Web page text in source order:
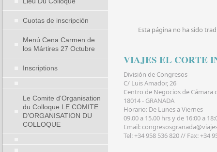
Cuotas de inscripción
Menú Cena Carmen de
los Mártires 27 Octubre
Inscriptions
Le Comite d'Organisation
du Colloque LE COMITE
D’ORGANISATION DU
COLLOQUE
Esta página no ha sido
VIAJES EL CORTE
División de Congresos
C/ Luis Amador, 26
Centro de Negocios de Cámara
18014 - GRANADA
Horario: De Lunes a Viernes
09.00 a 15.00 hrs y de 16:00 a
Email:
Tel: +34 958 536 820 // Fax: +34